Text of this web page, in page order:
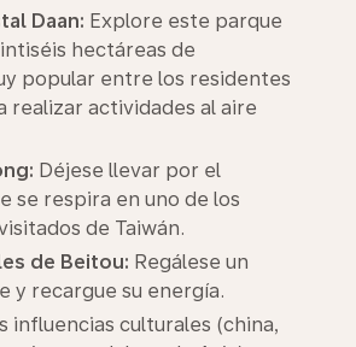
Daan: Explore este parque
hectáreas de
popular entre los residentes
realizar actividades al aire
Déjese llevar por el
se respira en uno de los
de Taiwán.
de Beitou: Regálese un
y recargue su energía.
influencias culturales (china,